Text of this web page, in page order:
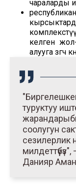
чараларды
келген
алууга өзгөчө
туруктуу
соолугун
сезилерлик
Данияр